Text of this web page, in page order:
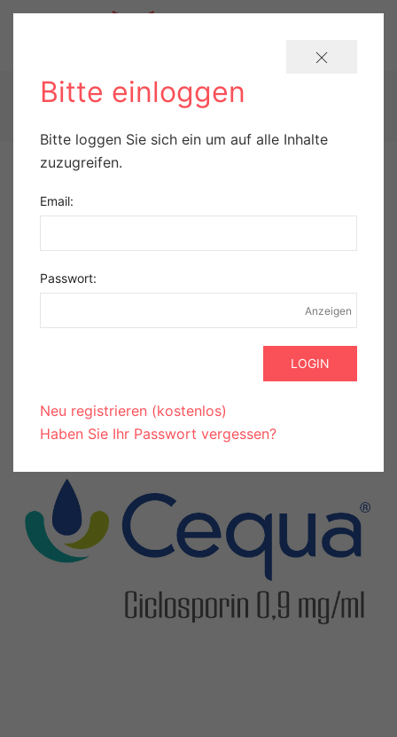
KATEGORIEN
CEQUA®
Bitte einloggen
Bitte loggen Sie sich ein um auf alle Inhalte
zuzugreifen.
Email:
Passwort:
Anzeigen
Neu registrieren (kostenlos)
Haben Sie Ihr Passwort vergessen?